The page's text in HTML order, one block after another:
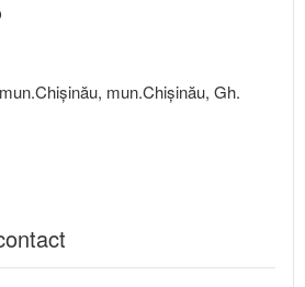
mun.Chişinău, Gh.